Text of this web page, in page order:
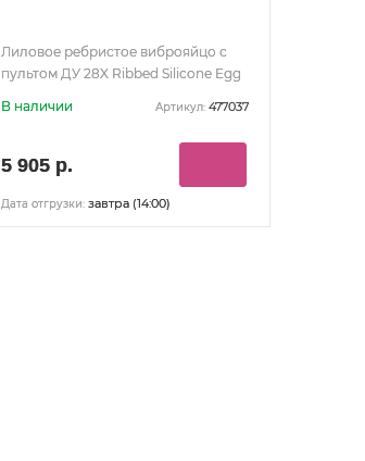
Лиловое ребристое виброяйцо с
пультом ДУ 28X Ribbed Silicone Egg
В наличии
Артикул: 477037
5 905 р.
Дата отгрузки: завтра (14:00)